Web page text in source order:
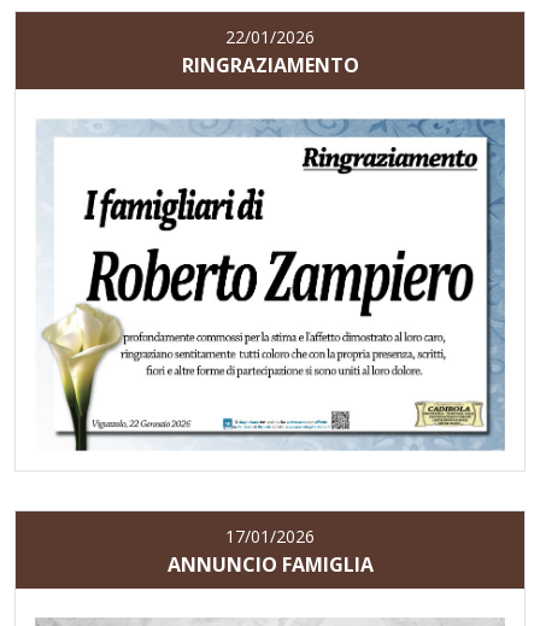
22/01/2026
RINGRAZIAMENTO
17/01/2026
ANNUNCIO FAMIGLIA